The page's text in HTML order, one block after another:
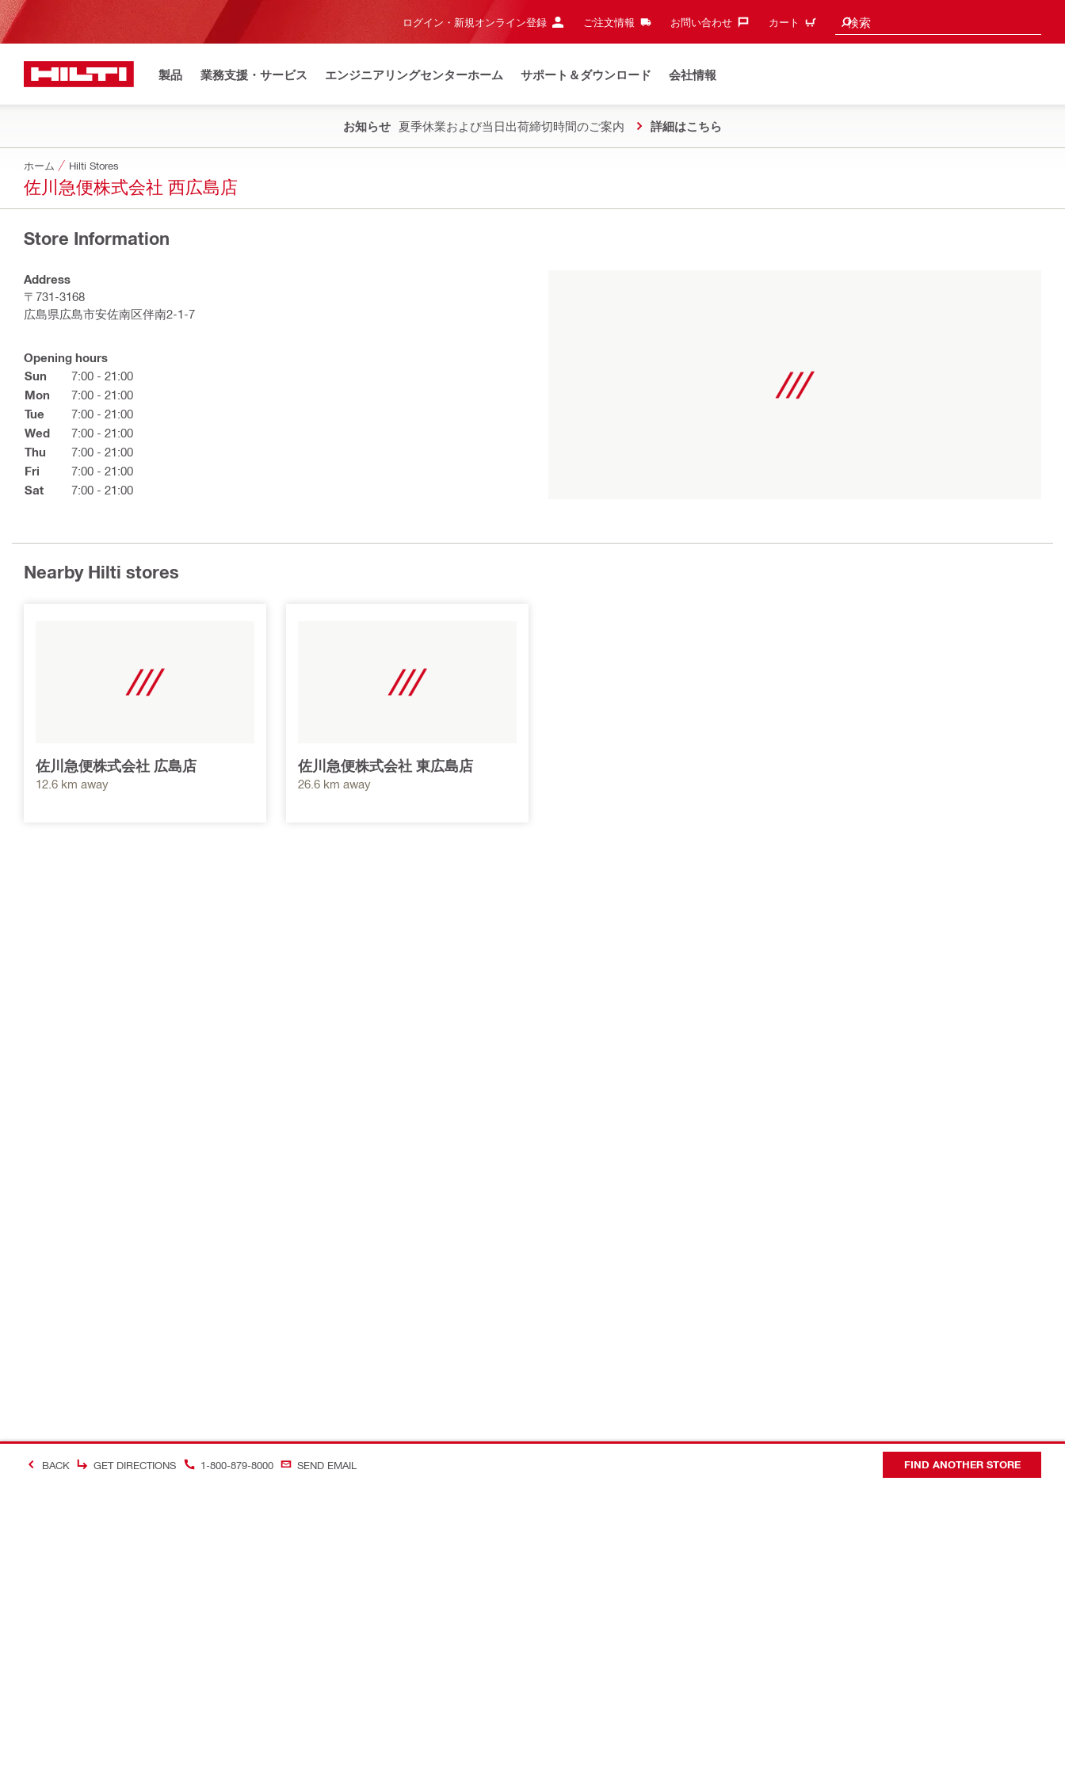
ログイン・新規オンライン登録 ご注文情報 お問い合わせ‎ カート 検索
検索候補
製品 業務支援・サービス エンジニアリングセンターホーム サポート＆ダウンロード 会社情報
お知らせ 夏季休業および当日出荷締切時間のご案内 詳細はこちら
ホーム Hilti Stores
佐川急便株式会社 西広島店
Store Information
Address
〒731-3168
広島県広島市安佐南区伴南2-1-7
Opening hours
Sun
7:00 - 21:00
Mon
7:00 - 21:00
Tue
7:00 - 21:00
Wed
7:00 - 21:00
Thu
7:00 - 21:00
Fri
7:00 - 21:00
Sat
7:00 - 21:00
Nearby Hilti stores
佐川急便株式会社 広島店
12.6 km away
佐川急便株式会社 東広島店
26.6 km away
BACK GET DIRECTIONS 1-800-879-8000 SEND EMAIL FIND ANOTHER STORE